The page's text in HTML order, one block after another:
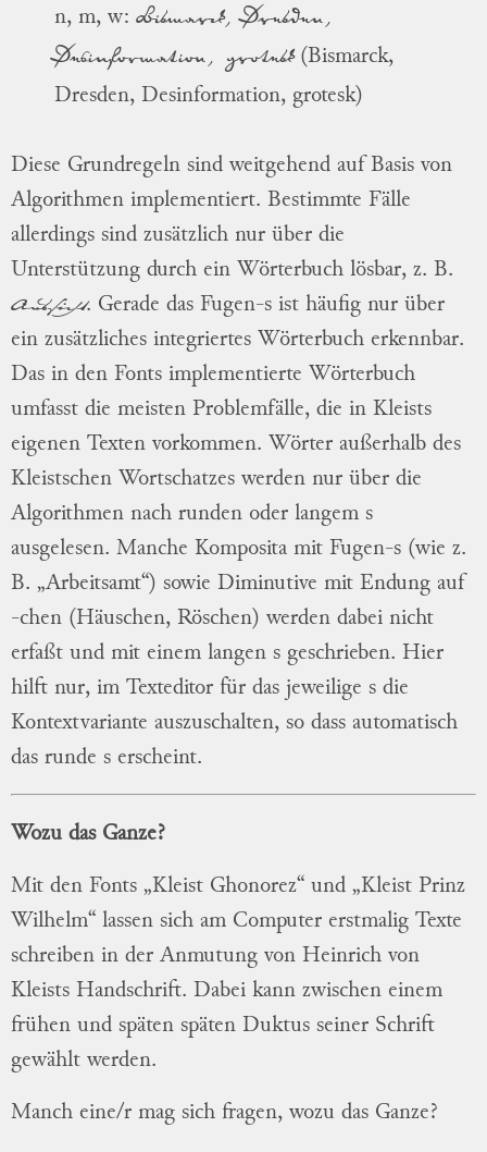
n, m, w: Bismarck, Dresden,
Dešinformation, grotesk(Bismarck,
Dresden, Desinformation, grotesk)
Diese Grundregeln sind weitgehend auf Basis von
Algorithmen implementiert. Bestimmte Fälle
allerdings sind zusätzlich nur über die
Unterstützung durch ein Wörterbuch lösbar, z. B.
Aussicht. Gerade das Fugen-s ist häufig nur über
ein zusätzliches integriertes Wörterbuch erkennbar.
Das in den Fonts implementierte Wörterbuch
umfasst die meisten Problemfälle, die in Kleists
eigenen Texten vorkommen. Wörter außerhalb des
Kleistschen Wortschatzes werden nur über die
Algorithmen nach runden oder langem s
ausgelesen. Manche Komposita mit Fugen-s (wie z.
B. „Arbeitsamt“) sowie Diminutive mit Endung auf
-chen (Häuschen, Röschen) werden dabei nicht
erfaßt und mit einem langen s geschrieben. Hier
hilft nur, im Texteditor für das jeweilige s die
Kontextvariante auszuschalten, so dass automatisch
das runde s erscheint.
Wozu das Ganze?
Mit den Fonts „Kleist Ghonorez“ und „Kleist Prinz
Wilhelm“ lassen sich am Computer erstmalig Texte
schreiben in der Anmutung von Heinrich von
Kleists Handschrift. Dabei kann zwischen einem
frühen und späten späten Duktus seiner Schrift
gewählt werden.
Manch eine/r mag sich fragen, wozu das Ganze?